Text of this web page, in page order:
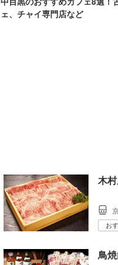
ェ、チャイ専門店など
木
お
鳥